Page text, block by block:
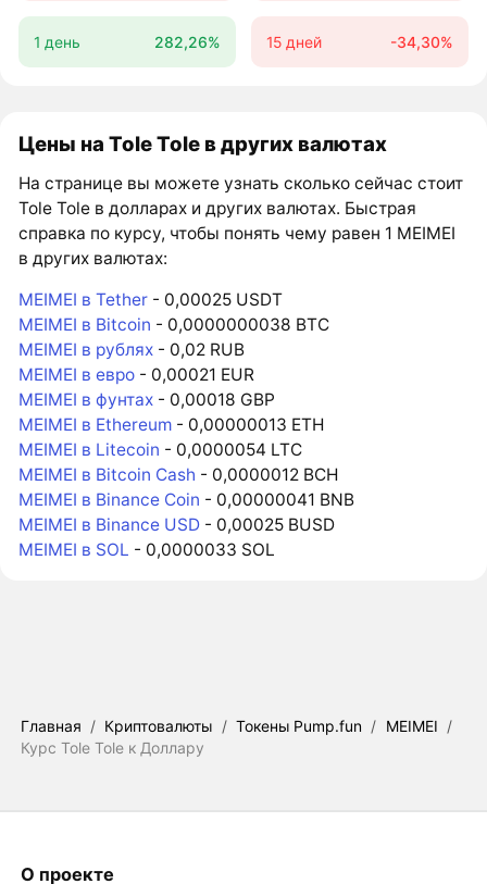
1 день 282,26% 15 дней -34,30%
Цены на Tole Tole в других валютах
На странице вы можете узнать сколько сейчас стоит
Tole Tole в долларах и других валютах. Быстрая
справка по курсу, чтобы понять чему равен 1 MEIMEI
в других валютах:
MEIMEI в Tether - 0,00025 USDT
MEIMEI в Bitcoin - 0,0000000038 BTC
MEIMEI в рублях - 0,02 RUB
MEIMEI в евро - 0,00021 EUR
MEIMEI в фунтах - 0,00018 GBP
MEIMEI в Ethereum - 0,00000013 ETH
MEIMEI в Litecoin - 0,0000054 LTC
MEIMEI в Bitcoin Cash - 0,0000012 BCH
MEIMEI в Binance Coin - 0,00000041 BNB
MEIMEI в Binance USD - 0,00025 BUSD
MEIMEI в SOL - 0,0000033 SOL
Главная / Криптовалюты / Токены Pump.fun / MEIMEI /
Курс Tole Tole к Доллару
О проекте